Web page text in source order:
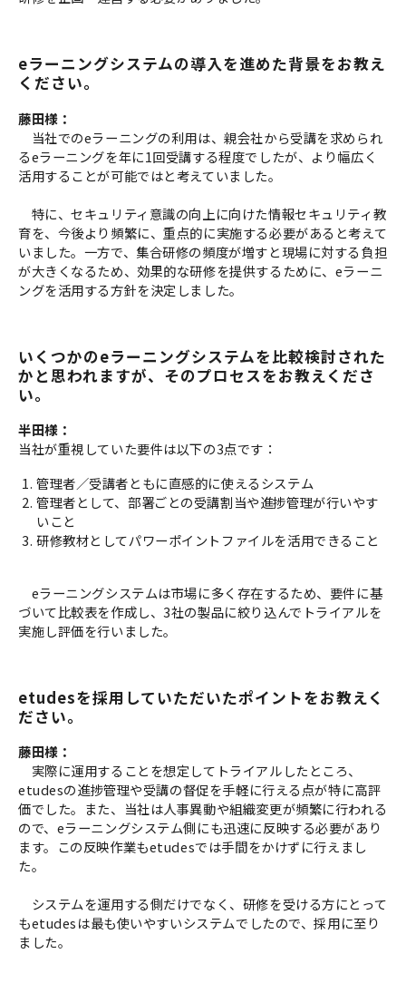
eラーニングシステムの導入を進めた背景をお教え
ください。
藤田様：
当社でのeラーニングの利用は、親会社から受講を求められ
るeラーニングを年に1回受講する程度でしたが、より幅広く
活用することが可能ではと考えていました。
特に、セキュリティ意識の向上に向けた情報セキュリティ教
育を、今後より頻繁に、重点的に実施する必要があると考えて
いました。一方で、集合研修の頻度が増すと現場に対する負担
が大きくなるため、効果的な研修を提供するために、eラーニ
ングを活用する方針を決定しました。
いくつかのeラーニングシステムを比較検討された
かと思われますが、そのプロセスをお教えくださ
い。
半田様：
当社が重視していた要件は以下の3点です：
管理者／受講者ともに直感的に使えるシステム
管理者として、部署ごとの受講割当や進捗管理が行いやす
いこと
研修教材としてパワーポイントファイルを活用できること
eラーニングシステムは市場に多く存在するため、要件に基
づいて比較表を作成し、3社の製品に絞り込んでトライアルを
実施し評価を行いました。
etudesを採用していただいたポイントをお教えく
ださい。
藤田様：
実際に運用することを想定してトライアルしたところ、
etudesの進捗管理や受講の督促を手軽に行える点が特に高評
価でした。また、当社は人事異動や組織変更が頻繁に行われる
ので、eラーニングシステム側にも迅速に反映する必要があり
ます。この反映作業もetudesでは手間をかけずに行えまし
た。
システムを運用する側だけでなく、研修を受ける方にとって
もetudesは最も使いやすいシステムでしたので、採用に至り
ました。